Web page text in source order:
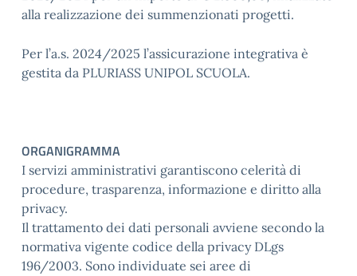
alla realizzazione dei summenzionati progetti.
Per l’a.s. 2024/2025 l’assicurazione integrativa è
gestita da PLURIASS UNIPOL SCUOLA.
ORGANIGRAMMA
I servizi amministrativi garantiscono celerità di
procedure, trasparenza, informazione e diritto alla
privacy.
Il trattamento dei dati personali avviene secondo la
normativa vigente codice della privacy DLgs
196/2003. Sono individuate sei aree di